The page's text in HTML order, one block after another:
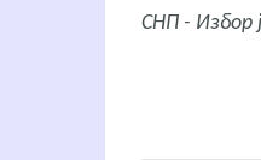
СНП - Избор